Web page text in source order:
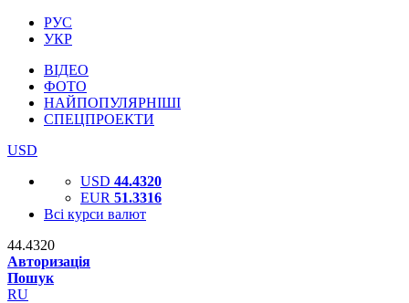
РУС
УКР
ВІДЕО
ФОТО
НАЙПОПУЛЯРНІШІ
СПЕЦПРОЕКТИ
USD
USD 44.4320
EUR 51.3316
Всі курси валют
44.4320
Авторизація
Пошук
RU